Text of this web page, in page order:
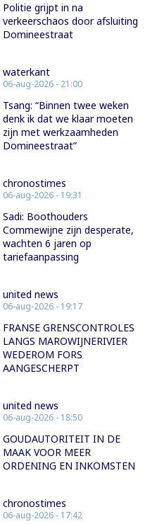
Politie grijpt in na
verkeerschaos door afsluiting
Domineestraat
waterkant
06-aug-2026 - 21:00
Tsang: “Binnen twee weken
denk ik dat we klaar moeten
zijn met werkzaamheden
Domineestraat”
chronostimes
06-aug-2026 - 19:31
Sadi: Boothouders
Commewijne zijn desperate,
wachten 6 jaren op
tariefaanpassing
united news
06-aug-2026 - 19:17
FRANSE GRENSCONTROLES
LANGS MAROWIJNERIVIER
WEDEROM FORS
AANGESCHERPT
united news
06-aug-2026 - 18:50
GOUDAUTORITEIT IN DE
MAAK VOOR MEER
ORDENING EN INKOMSTEN
chronostimes
06-aug-2026 - 17:42